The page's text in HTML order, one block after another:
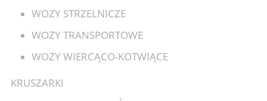
WOZY STRZELNICZE
WOZY TRANSPORTOWE
WOZY WIERCĄCO-KOTWIĄCE
KRUSZARKI